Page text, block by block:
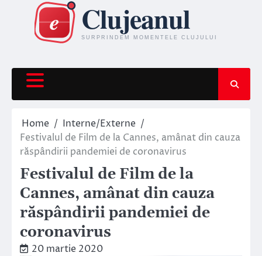
content
Home
Interne/Externe
Festivalul de Film de la Cannes, amânat din cauza
răspândirii pandemiei de coronavirus
Festivalul de Film de la
Cannes, amânat din cauza
răspândirii pandemiei de
coronavirus
20 martie 2020